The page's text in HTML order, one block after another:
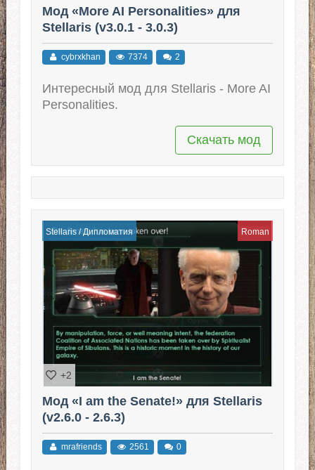
Мод «More AI Personalities» для
Stellaris (v3.0.1 - 3.0.3)
cybrxkhan 7374 2
Интересный мод для Stellaris - More AI
Personalities.
Скачать мод
Stellaris/Дипломатия Roman
+2
Мод «I am the Senate!» для Stellaris
(v2.6.0 - 2.6.3)
mrafriends 2561 0